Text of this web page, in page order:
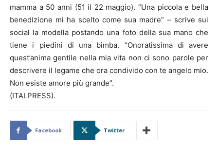
mamma a 50 anni (51 il 22 maggio). “Una piccola e bella
benedizione mi ha scelto come sua madre” – scrive sui
social la modella postando una foto della sua mano che
tiene i piedini di una bimba. “Onoratissima di avere
quest’anima gentile nella mia vita non ci sono parole per
descrivere il legame che ora condivido con te angelo mio.
Non esiste amore più grande”.
(ITALPRESS).
Facebook Twitter